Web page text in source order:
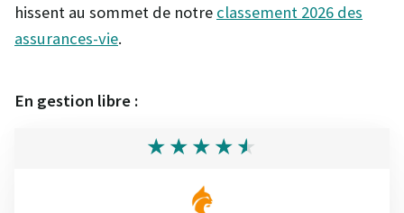
hissent au sommet de notre classement 2026 des
assurances-vie.
En gestion libre :